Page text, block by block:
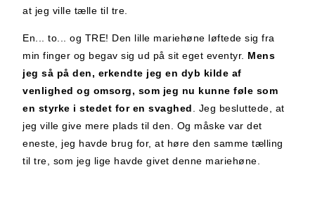
at jeg ville tælle til tre.
En... to... og TRE! Den lille mariehøne løftede sig fra
min finger og begav sig ud på sit eget eventyr. Mens
jeg så på den, erkendte jeg en dyb kilde af
venlighed og omsorg, som jeg nu kunne føle som
en styrke i stedet for en svaghed. Jeg besluttede, at
jeg ville give mere plads til den. Og måske var det
eneste, jeg havde brug for, at høre den samme tælling
til tre, som jeg lige havde givet denne mariehøne.